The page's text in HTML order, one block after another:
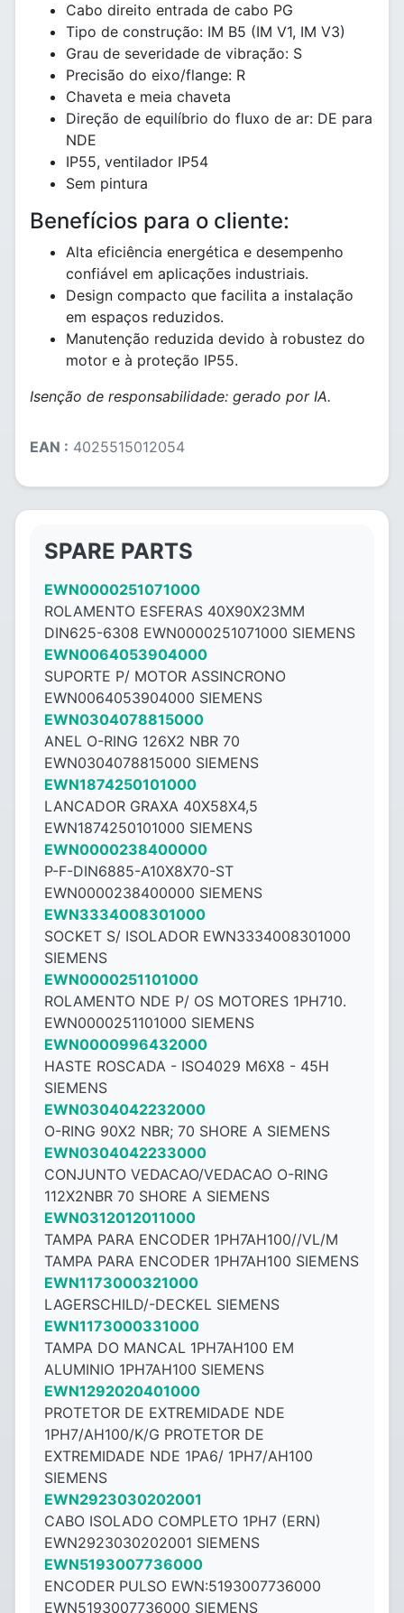
Cabo direito entrada de cabo PG
Tipo de construção: IM B5 (IM V1, IM V3)
Grau de severidade de vibração: S
Precisão do eixo/flange: R
Chaveta e meia chaveta
Direção de equilíbrio do fluxo de ar: DE para
NDE
IP55, ventilador IP54
Sem pintura
Benefícios para o cliente:
Alta eficiência energética e desempenho
confiável em aplicações industriais.
Design compacto que facilita a instalação
em espaços reduzidos.
Manutenção reduzida devido à robustez do
motor e à proteção IP55.
Isenção de responsabilidade: gerado por IA.
EAN : 4025515012054
SPARE PARTS
EWN0000251071000
ROLAMENTO ESFERAS 40X90X23MM
DIN625-6308 EWN0000251071000 SIEMENS
EWN0064053904000
SUPORTE P/ MOTOR ASSINCRONO
EWN0064053904000 SIEMENS
EWN0304078815000
ANEL O-RING 126X2 NBR 70
EWN0304078815000 SIEMENS
EWN1874250101000
LANCADOR GRAXA 40X58X4,5
EWN1874250101000 SIEMENS
EWN0000238400000
P-F-DIN6885-A10X8X70-ST
EWN0000238400000 SIEMENS
EWN3334008301000
SOCKET S/ ISOLADOR EWN3334008301000
SIEMENS
EWN0000251101000
ROLAMENTO NDE P/ OS MOTORES 1PH710.
EWN0000251101000 SIEMENS
EWN0000996432000
HASTE ROSCADA - ISO4029 M6X8 - ​​45H
SIEMENS
EWN0304042232000
O-RING 90X2 NBR; 70 SHORE A SIEMENS
EWN0304042233000
CONJUNTO VEDACAO/VEDACAO O-RING
112X2NBR 70 SHORE A SIEMENS
EWN0312012011000
TAMPA PARA ENCODER 1PH7AH100//VL/M
TAMPA PARA ENCODER 1PH7AH100 SIEMENS
EWN1173000321000
LAGERSCHILD/-DECKEL SIEMENS
EWN1173000331000
TAMPA DO MANCAL 1PH7AH100 EM
ALUMINIO 1PH7AH100 SIEMENS
EWN1292020401000
PROTETOR DE EXTREMIDADE NDE
1PH7/AH100/K/G PROTETOR DE
EXTREMIDADE NDE 1PA6/ 1PH7/AH100
SIEMENS
EWN2923030202001
CABO ISOLADO COMPLETO 1PH7 (ERN)
EWN2923030202001 SIEMENS
EWN5193007736000
ENCODER PULSO EWN:5193007736000
EWN5193007736000 SIEMENS